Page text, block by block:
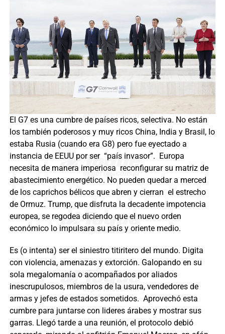
El G7 es una cumbre de países ricos, selectiva. No están
los también poderosos y muy ricos China, India y Brasil, lo
estaba Rusia (cuando era G8) pero fue eyectado a
instancia de EEUU por ser “país invasor”. Europa
necesita de manera imperiosa reconfigurar su matriz de
abastecimiento energético. No pueden quedar a merced
de los caprichos bélicos que abren y cierran el estrecho
de Ormuz. Trump, que disfruta la decadente impotencia
europea, se regodea diciendo que el nuevo orden
económico lo impulsara su país y oriente medio.
Es (o intenta) ser el siniestro titiritero del mundo. Digita
con violencia, amenazas y extorción. Galopando en su
sola megalomanía o acompañados por aliados
inescrupulosos, miembros de la usura, vendedores de
armas y jefes de estados sometidos. Aprovechó esta
cumbre para juntarse con lideres árabes y mostrar sus
garras. Llegó tarde a una reunión, el protocolo debió